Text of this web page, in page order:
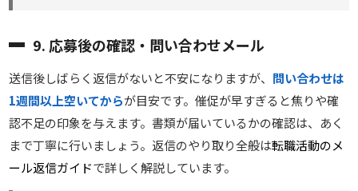
9. 応募後の確認・問い合わせメール
送信後しばらく返信がないと不安になりますが、 問い合わせは
1週間以上空いてからが目安です。催促が早すぎると焦りや確
認不足の印象を与えます。書類が届いているかの確認は、あく
まで丁寧に行いましょう。返信のやり取り全般は転職活動のメ
ール返信ガイドで詳しく解説しています。